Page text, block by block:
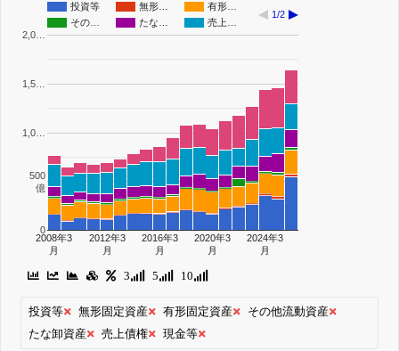
投資等 無形…
有形…
その…
たな… 売上…
1/2
2008年3
月
2012年3
月
2016年3
月
2020年3
月
2024年3
月
0
500
億
1,0…
1,5…
2,0…
3 5 10
投資等 無形固定資産 有形固定資産
その他流動資産
たな卸資産
売上債権 現金等